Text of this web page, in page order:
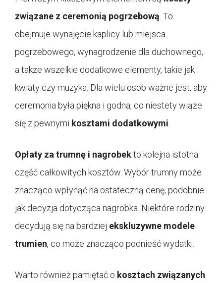
związane z ceremonią pogrzebową. To
obejmuje wynajęcie kaplicy lub miejsca
pogrzebowego, wynagrodzenie dla duchownego,
a także wszelkie dodatkowe elementy, takie jak
kwiaty czy muzyka. Dla wielu osób ważne jest, aby
ceremonia była piękna i godna, co niestety wiąże
się z pewnymi kosztami dodatkowymi.
Opłaty za trumnę i nagrobekto kolejna istotna
część całkowitych kosztów. Wybór trumny może
znacząco wpłynąć na ostateczną cenę, podobnie
jak decyzja dotycząca nagrobka. Niektóre rodziny
decydują się na bardziej ekskluzywne modele
trumien, co może znacząco podnieść wydatki.
Warto również pamiętać o kosztach związanych